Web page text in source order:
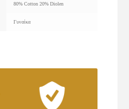
80% Cotton 20% Diolen
Γυναίκα